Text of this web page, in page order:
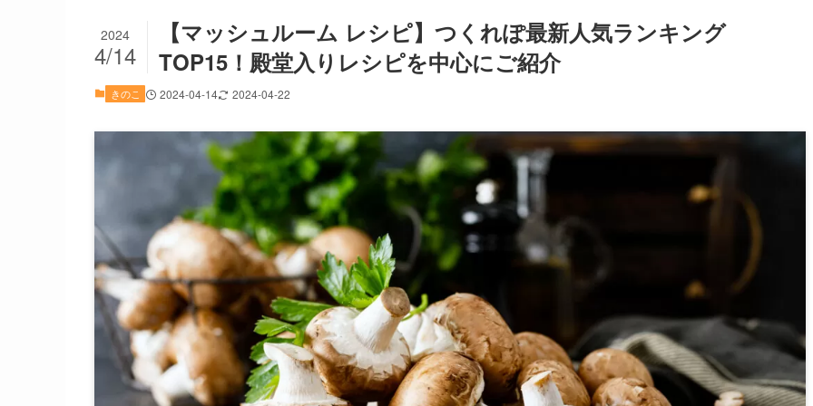
【マッシュルーム レシピ】つくれぽ最新人気ランキング
TOP15！殿堂入りレシピを中心にご紹介
2024
4/14
きのこ 2024-04-14 2024-04-22